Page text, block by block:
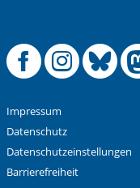
Impressum
Datenschutz
Datenschutzeinstellungen
Barrierefreiheit